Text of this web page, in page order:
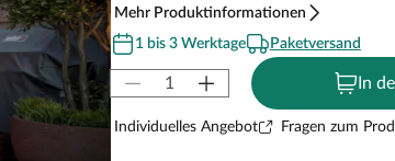
Mehr Produktinformationen
1 bis 3 Werktage
Paketversand
In
Individuelles Angebot Fragen zum